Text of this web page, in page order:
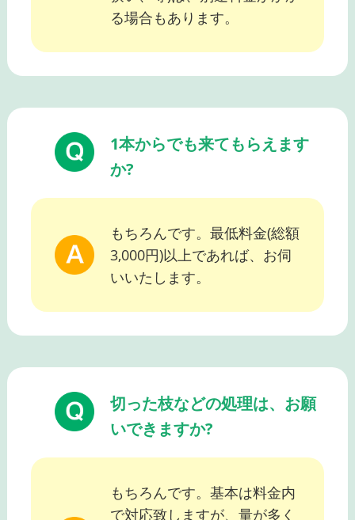
る場合もあります。
1本からでも来てもらえます
か?
もちろんです。最低料金(総額
3,000円)以上であれば、お伺
いいたします。
切った枝などの処理は、お願
いできますか?
もちろんです。基本は料金内
で対応致しますが、量が多く